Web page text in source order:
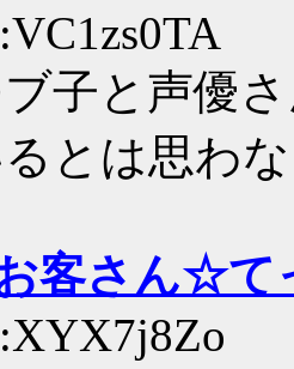
子と声優
とは思わ
客さん☆て